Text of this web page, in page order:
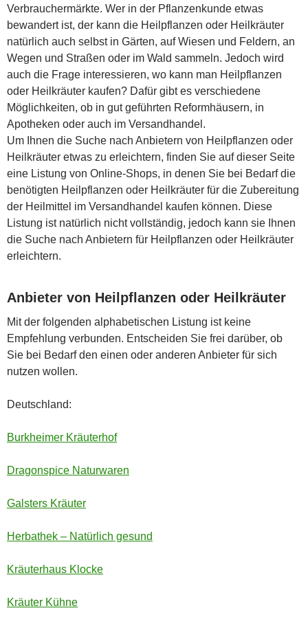
Verbrauchermärkte. Wer in der Pflanzenkunde etwas
bewandert ist, der kann die Heilpflanzen oder Heilkräuter
natürlich auch selbst in Gärten, auf Wiesen und Feldern, an
Wegen und Straßen oder im Wald sammeln. Jedoch wird
auch die Frage interessieren, wo kann man Heilpflanzen
oder Heilkräuter kaufen? Dafür gibt es verschiedene
Möglichkeiten, ob in gut geführten Reformhäusern, in
Apotheken oder auch im Versandhandel.
Um Ihnen die Suche nach Anbietern von Heilpflanzen oder
Heilkräuter etwas zu erleichtern, finden Sie auf dieser Seite
eine Listung von Online-Shops, in denen Sie bei Bedarf die
benötigten Heilpflanzen oder Heilkräuter für die Zubereitung
der Heilmittel im Versandhandel kaufen können. Diese
Listung ist natürlich nicht vollständig, jedoch kann sie Ihnen
die Suche nach Anbietern für Heilpflanzen oder Heilkräuter
erleichtern.
Anbieter von Heilpflanzen oder Heilkräuter
Mit der folgenden alphabetischen Listung ist keine
Empfehlung verbunden. Entscheiden Sie frei darüber, ob
Sie bei Bedarf den einen oder anderen Anbieter für sich
nutzen wollen.
Deutschland:
Burkheimer Kräuterhof
Dragonspice Naturwaren
Galsters Kräuter
Herbathek – Natürlich gesund
Kräuterhaus Klocke
Kräuter Kühne